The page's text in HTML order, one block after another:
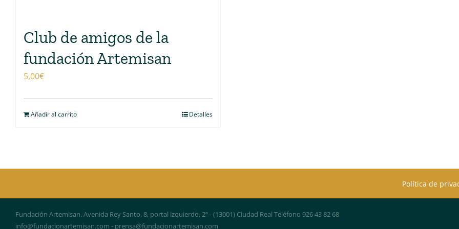
Club de amigos de la
fundación Artemisan
5,00€
Añadir al carrito Detalles
Política de
Fundación Artemisan. Avenida Rey Santo, 8, portal izquierdo, 2º - (13001) Ciudad Real Teléfono 926 43 82 68
info@fundacionartemisan.com - prensa@fundacionartemisan.com